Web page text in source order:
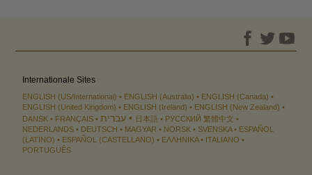
Internationale Sites
ENGLISH (US/International) ENGLISH (Australia)
ENGLISH (Canada)
ENGLISH (United Kingdom)
ENGLISH (Ireland)
ENGLISH (New Zealand)
DANSK
FRANÇAIS עברית 日本語 РУССКИЙ 繁體中文
NEDERLANDS
DEUTSCH MAGYAR NORSK SVENSKA
ESPAÑOL
(LATINO)
ESPAÑOL (CASTELLANO) ΕΛΛΗΝΙΚA
ITALIANO
PORTUGUÊS